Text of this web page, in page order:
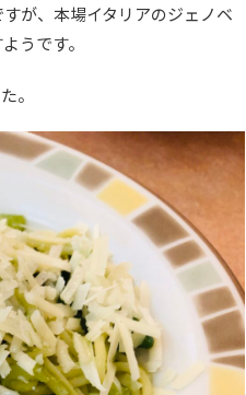
が、本場イタリアのジェノベ
うです。
。